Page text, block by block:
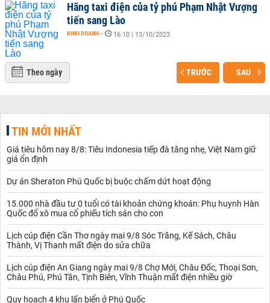
Hãng taxi điện của tỷ phú Phạm Nhật Vượng
tiến sang Lào
KINH DOANH - 16:10 | 13/10/2023
Theo ngày TRƯỚC SAU
TIN MỚI NHẤT
Giá tiêu hôm nay 8/8: Tiêu Indonesia tiếp đà tăng nhẹ, Việt Nam giữ
giá ổn định
Dự án Sheraton Phú Quốc bị buộc chấm dứt hoạt động
15.000 nhà đầu tư 0 tuổi có tài khoản chứng khoán: Phụ huynh Hàn
Quốc đổ xô mua cổ phiếu tích sản cho con
Lịch cúp điện Cần Thơ ngày mai 9/8 Sóc Trăng, Kế Sách, Châu
Thành, Vị Thanh mất điện do sửa chữa
Lịch cúp điện An Giang ngày mai 9/8 Chợ Mới, Châu Đốc, Thoại Sơn,
Châu Phú, Phú Tân, Tịnh Biên, Vĩnh Thuận mất điện nhiều giờ
Quy hoạch 4 khu lấn biển ở Phú Quốc